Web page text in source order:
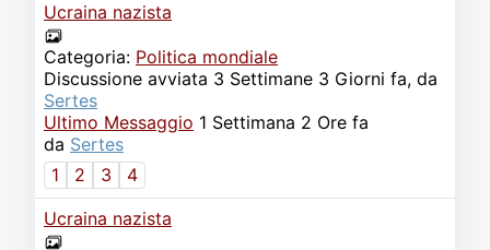
Ucraina nazista
Categoria: Politica mondiale
Discussione avviata 3 Settimane 3 Giorni fa, da
Sertes
Ultimo Messaggio 1 Settimana 2 Ore fa
da Sertes
1
2 3 4
Ucraina nazista